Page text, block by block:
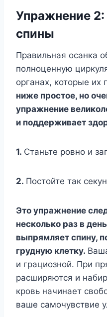
Упражнение
спины
Правильная осанка
полноценную
органах, которые их
ниже простое, но
упражнение
и поддерживает
1. Станьте ровно и
2. Постойте так
Это упражнение
несколько раз в
выпрямляет спину,
грудную клетку.
и грациозной. При
расширяются и
кровь начинает
ваше самочувствие